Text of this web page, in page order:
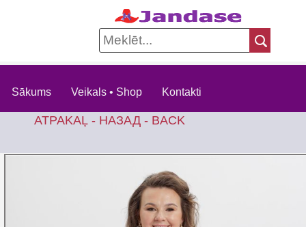
Sākums Veikals • Shop Kontakti
ATPAKAĻ - НАЗАД - BACK